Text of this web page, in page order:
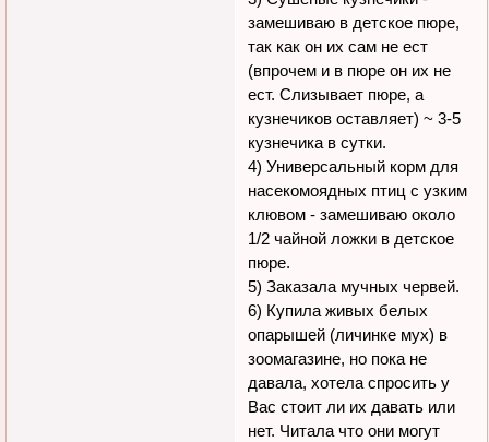
замешиваю в детское пюре,
так как он их сам не ест
(впрочем и в пюре он их не
ест. Слизывает пюре, а
кузнечиков оставляет) ~ 3-5
кузнечика в сутки.
4) Универсальный корм для
насекомоядных птиц с узким
клювом - замешиваю около
1/2 чайной ложки в детское
пюре.
5) Заказала мучных червей.
6) Купила живых белых
опарышей (личинке мух) в
зоомагазине, но пока не
давала, хотела спросить у
Вас стоит ли их давать или
нет. Читала что они могут